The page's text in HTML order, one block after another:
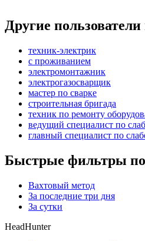
Другие
техник-электрик
с проживанием
электромонтажник
электрогазосварщик
мастер по сварке
строительная бригада
техник по ремонту
ведущий специалист по
главный специалист по
Быстрые фильтры
Вахтовый метод
За последние три дня
За сутки
HeadHunter